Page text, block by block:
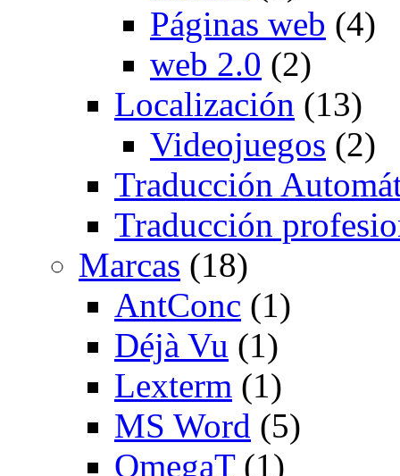
Páginas web (4)
web 2.0 (2)
Localización (13)
Videojuegos (2)
Traducción
Traducción
Marcas (18)
AntConc (1)
Déjà Vu (1)
Lexterm (1)
MS Word (5)
OmegaT(1)